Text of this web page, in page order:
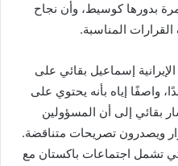
بدورها كوسيط، وأن نجاح
المناسبة.
إسماعيل بقائي على
الأمريكي المكون من 15 بندًا، واصفًا إياه بأنه يحتوي على
بقائي إلى أن المسؤولين
ويصدرون تصريحات متناقضة.
تشمل اجتماعات باكستان مع